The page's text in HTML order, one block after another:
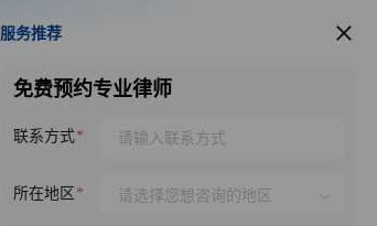
服务推荐
服务推荐
免费预约专业律师
联系方式
所在地区